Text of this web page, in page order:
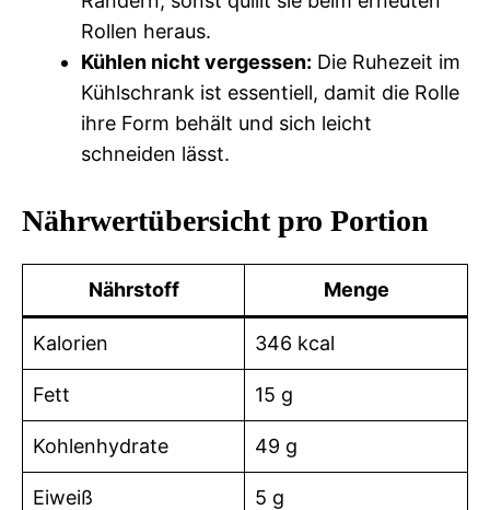
Rollen heraus.
Kühlen nicht vergessen: Die Ruhezeit im
Kühlschrank ist essentiell, damit die Rolle
ihre Form behält und sich leicht
schneiden lässt.
Nährwertübersicht pro Portion
Nährstoff Menge
Kalorien 346 kcal
Fett 15 g
Kohlenhydrate 49 g
Eiweiß 5 g